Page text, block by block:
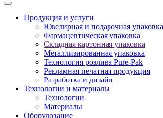
Продукция и услуги
Ювелирная и подарочная упаковка
Фармацевтическая упаковка
Складная картонная упаковка
Металлизированная упаковка
Технология розлива Pure-Pak
Рекламная печатная продукция
Разработка и дизайн
Технологии и материалы
Технологии
Материалы
Оборудование